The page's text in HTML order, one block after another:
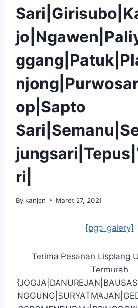
op|Sapto
ri|
By kanjen Maret 27, 2021
[pgp_galery]
Terima Pesanan Lisplang
Termurah